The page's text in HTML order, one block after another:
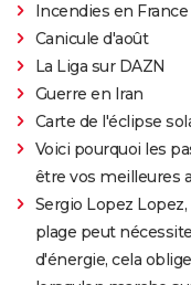
Incendies en France
Canicule d'août
La Liga sur DAZN
Guerre en Iran
Carte de l'éclipse
Voici pourquoi les
être vos meilleures
Sergio Lopez
plage peut
d'énergie, cela